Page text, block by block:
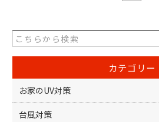
カテゴリー
お家のUV対策
台風対策